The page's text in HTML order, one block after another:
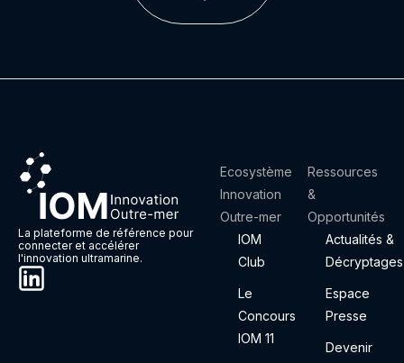
La plateforme de référence pour
connecter et accélérer
l'innovation ultramarine.
Ecosystème
Innovation
Outre-mer
IOM
Club
Le
Concours
IOM 11
Ressources
&
Opportunités
Actualités &
Décryptages
Espace
Presse
Devenir